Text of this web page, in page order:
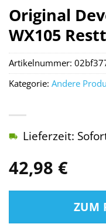
Original
WX105
42,98 €
Lieferzeit:
ZUM
Artikelnummer:
Kategorie: Andere